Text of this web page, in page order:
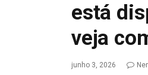
está
veja
junho 3, 2026